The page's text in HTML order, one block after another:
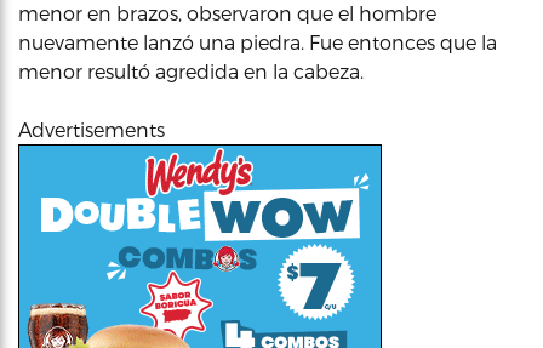
menor en brazos, observaron que el hombre
nuevamente lanzó una piedra. Fue entonces que la
menor resultó agredida en la cabeza.
Advertisements